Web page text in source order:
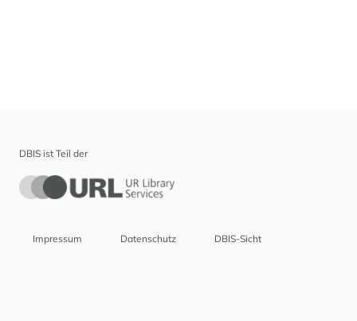
DBIS ist Teil der
Impressum Datenschutz DBIS-Sicht